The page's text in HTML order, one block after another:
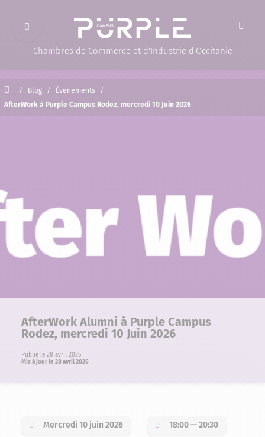
Ouvrir le menu
Chambres de Commerce et d'Industrie d'Occitanie
Accueil
/ Blog / Évènements
/
AfterWork à Purple Campus Rodez, mercredi 10 Juin 2026
AfterWork Alumni à Purple Campus
Rodez, mercredi 10 Juin 2026
Publié le 28 avril 2026
Mis à jour le 28 avril 2026
Mercredi 10 juin 2026 18:00 — 20:30